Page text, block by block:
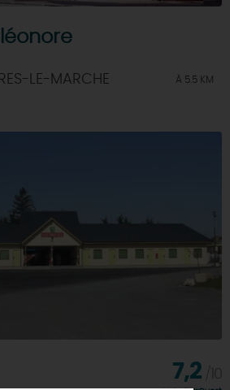
LE-MARCHE À 5.5 KM
7,2